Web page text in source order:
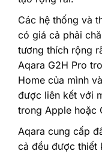
‎Các hệ thống và
có giá cả phải
tương thích rộng
Aqara G2H Pro
Home của mình
được liên kết với
trong Apple hoặc
‎Aqara cung cấp
cả đều được thiết